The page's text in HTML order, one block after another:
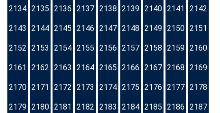
2134 2135 2136 2137 2138 2139 2140 2141 2142
2143 2144 2145 2146 2147 2148 2149 2150 2151
2152 2153 2154 2155 2156 2157 2158 2159 2160
2161 2162 2163 2164 2165 2166 2167 2168 2169
2170 2171 2172 2173 2174 2175 2176 2177 2178
2179 2180 2181 2182 2183 2184 2185 2186 2187